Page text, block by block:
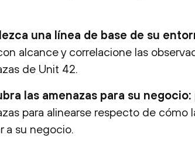
una línea de base de su
alcance y correlacione las
de Unit 42.
las amenazas para su negocio:
para alinearse respecto de cómo
a su negocio.